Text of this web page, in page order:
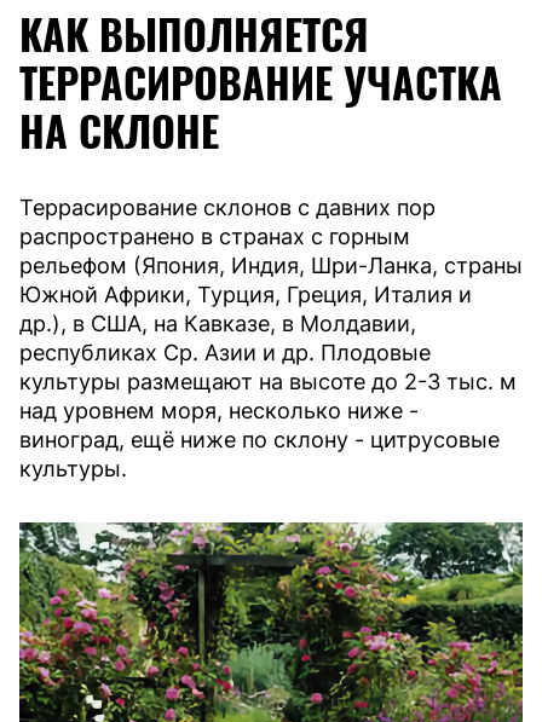
КАК ВЫПОЛНЯЕТСЯ
ТЕРРАСИРОВАНИЕ УЧАСТКА
НА СКЛОНЕ
Террасирование склонов с давних пор
распространено в странах с горным
рельефом (Япония, Индия, Шри-Ланка, страны
Южной Африки, Турция, Греция, Италия и
др.), в США, на Кавказе, в Молдавии,
республиках Ср. Азии и др. Плодовые
культуры размещают на высоте до 2-3 тыс. м
над уровнем моря, несколько ниже -
виноград, ещё ниже по склону - цитрусовые
культуры.